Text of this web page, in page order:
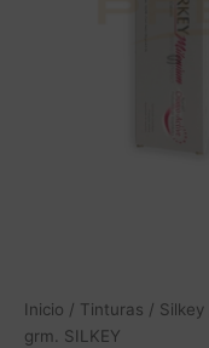
Inicio / Tinturas / Silkey
grm. SILKEY